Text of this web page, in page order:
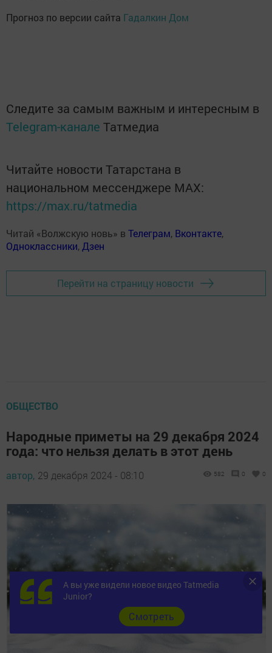
Прогноз по версии сайта Гадалкин Дом
Следите за самым важным и интересным в
Telegram-канале Татмедиа
Читайте новости Татарстана в
национальном мессенджере MАХ:
https://max.ru/tatmedia
Читай «Волжскую новь» в Телеграм, Вконтакте,
Одноклассники, Дзен
Перейти на страницу новости
ОБЩЕСТВО
Народные приметы на 29 декабря 2024
года: что нельзя делать в этот день
автор, 29 декабря 2024 - 08:10 582 0 0
А вы уже видели новое видео Tatmedia
Junior?
Cмотреть